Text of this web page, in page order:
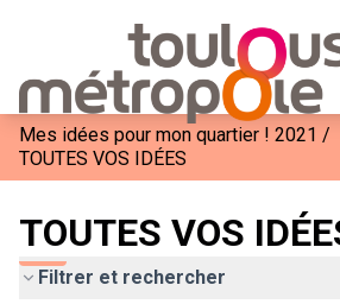
Mes idées pour mon quartier ! 2021 /
TOUTES VOS IDÉES
TOUTES VOS
Filtrer et rechercher